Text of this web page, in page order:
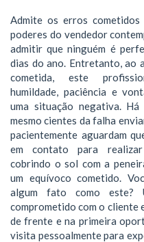
Admite os erros cometidos
poderes do vendedor
admitir que ninguém é
dias do ano. Entretanto, ao
cometida, este
humildade, paciência e
uma situação negativa. Há
mesmo cientes da falha
pacientemente aguardam
em contato para realizar
cobrindo o sol com a
um equívoco cometido.
algum fato como este?
comprometido com o cliente
de frente e na primeira
visita pessoalmente para